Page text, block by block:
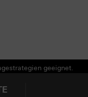
geeignet.